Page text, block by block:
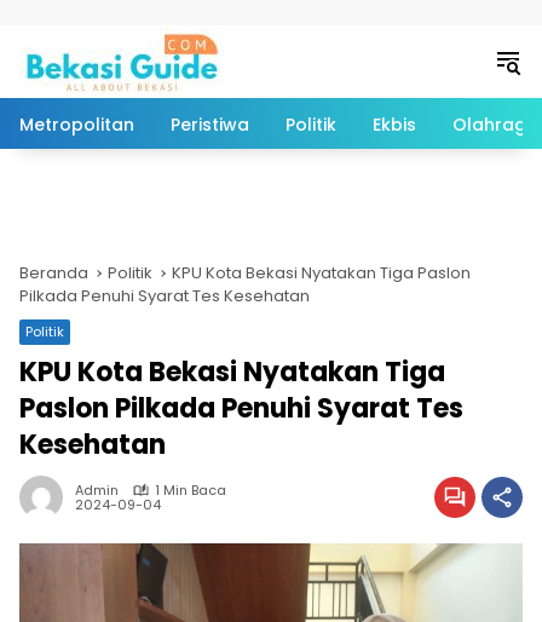
Metropolitan Peristiwa Politik Ekbis Olahraga
Beranda Politik
KPU Kota Bekasi Nyatakan Tiga Paslon
Pilkada Penuhi Syarat Tes Kesehatan
Politik
KPU Kota Bekasi Nyatakan Tiga
Paslon Pilkada Penuhi Syarat Tes
Kesehatan
Admin 1 Min Baca
2024-09-04